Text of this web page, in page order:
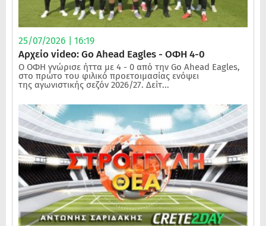
25/07/2026 | 16:19
Αρχείο video: Go Ahead Eagles - ΟΦΗ 4-0
Ο ΟΦΗ γνώρισε ήττα με 4 - 0 από την Go Ahead Eagles,
στο πρώτο του φιλικό προετοιμασίας ενόψει
της αγωνιστικής σεζόν 2026/27. Δείτ...